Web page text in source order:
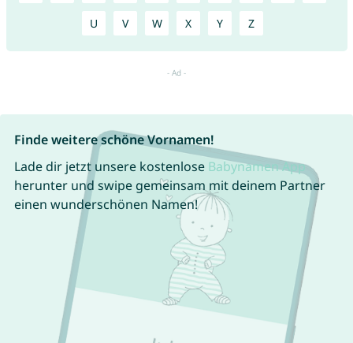
U V W X Y Z
Finde weitere schöne Vornamen!
Lade dir jetzt unsere kostenlose Babynamen App
herunter und swipe gemeinsam mit deinem Partner
einen wunderschönen Namen!